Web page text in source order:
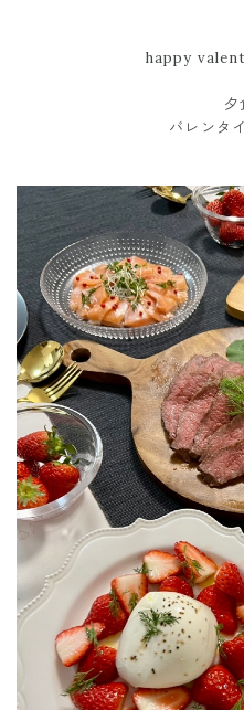
happy
夕
バレンタ